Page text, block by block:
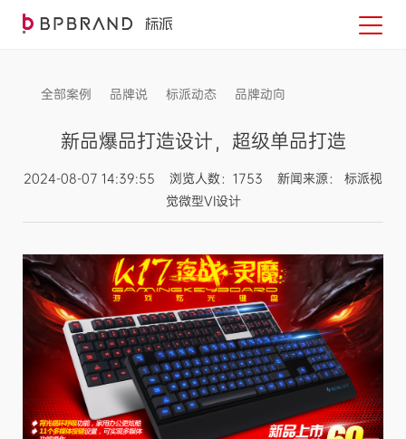
全部案例 品牌说 标派动态 品牌动向
新品爆品打造设计，超级单品打造
2024-08-07 14:39:55 浏览人数：1753 新闻来源： 标派视
觉微型VI设计